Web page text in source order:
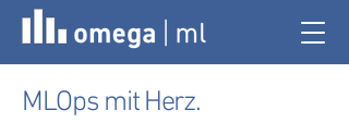
MLOps mit Herz.